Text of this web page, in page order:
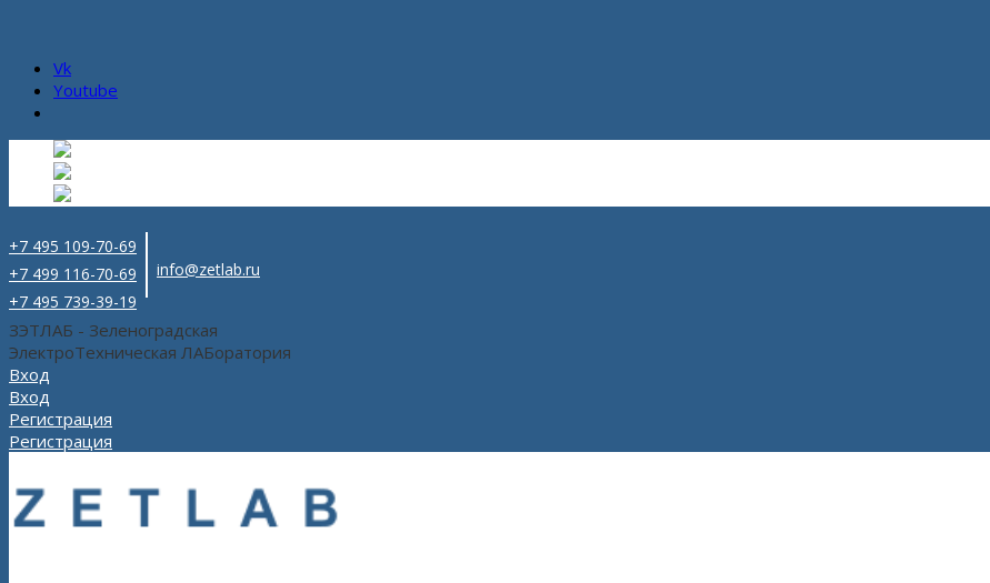
Vk
Youtube
+7 495 109-70-69
+7 499 116-70-69
+7 495 739-39-19
info@zetlab.ru
ЗЭТЛАБ - Зеленоградская
ЭлектроТехническая ЛАБоратория
Вход
Вход
Регистрация
Регистрация